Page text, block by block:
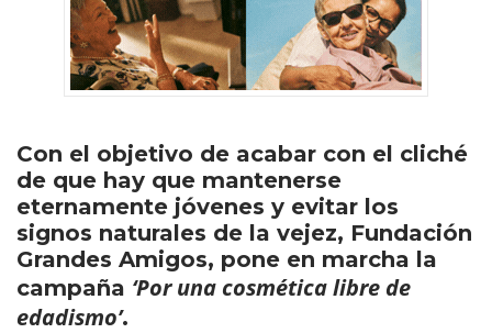
Con el objetivo de acabar con el cliché
de que hay que mantenerse
eternamente jóvenes y evitar los
signos naturales de la vejez, Fundación
Grandes Amigos, pone en marcha la
campaña ‘Por una cosmética libre de
edadismo’.